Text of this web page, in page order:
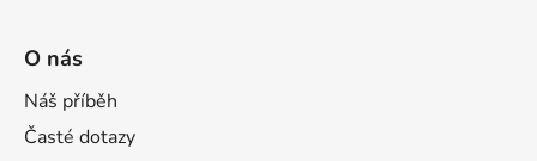
O nás
Náš příběh
Časté dotazy